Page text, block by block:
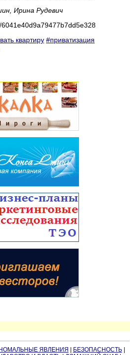
Ирина Рудевич
квартиру #приватизация
ЯВЛЕНИЯ | БЕЗОПАСНОСТЬ|